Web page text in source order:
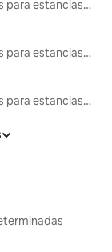
Alojamientos para estancias largas
Alojamientos para estancias largas
Alojamientos para estancias largas